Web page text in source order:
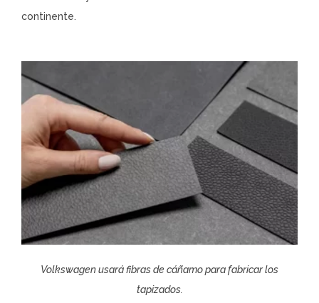
continente.
Volkswagen usará fibras de cáñamo para fabricar los
tapizados.